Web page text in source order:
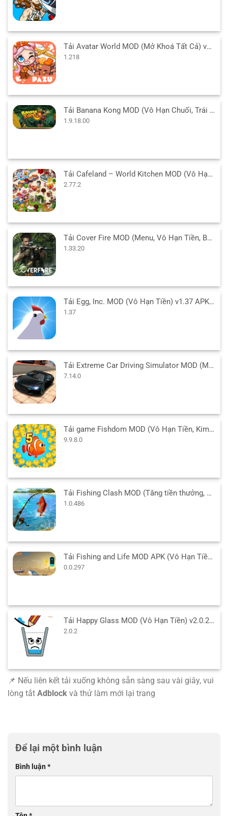
Tải Avatar World MOD (Mở Khoá Tất Cả) v1.218 APK cho Android
1.218
Tải Banana Kong MOD (Vô Hạn Chuối, Trái Tim) 1.9.18.00 APK
1.9.18.00
Tải Cafeland – World Kitchen MOD (Vô Hạn Tiền) v2.77.2 APK
2.77.2
Tải Cover Fire MOD (Menu, Vô Hạn Tiền, Bất Tử, VIP) 1.33.20 APK
1.33.20
Tải Egg, Inc. MOD (Vô Hạn Tiền) v1.37 APK cho Android
1.37
Tải Extreme Car Driving Simulator MOD (Menu/Tiền/Full Xe) 7.14.0 APK
7.14.0
Tải game Fishdom MOD (Vô Hạn Tiền, Kim Cương) 9.9.8.0 APK
9.9.8.0
Tải Fishing Clash MOD (Tăng tiền thưởng, Tự động câu) 1.0.486 APK
1.0.486
Tải Fishing and Life MOD APK (Vô Hạn Tiền) v0.0.297 cho Android
0.0.297
Tải Happy Glass MOD (Vô Hạn Tiền) v2.0.2 APK cho Android
2.0.2
📌 Nếu liên kết tải xuống không sẵn sàng sau vài giây, vui
lòng tắt Adblock và thử làm mới lại trang
Để lại một bình luận
Bình luận*